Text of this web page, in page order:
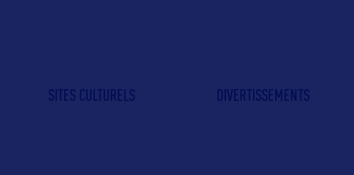
SITES CULTURELS DIVERTISSEMENTS